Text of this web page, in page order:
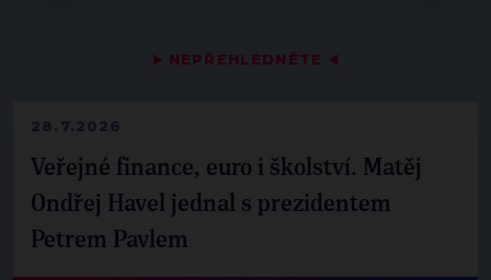
▶ NEPŘEHLÉDNĚTE ◀
28.7.2026
Veřejné finance, euro i školství. Matěj
Ondřej Havel jednal s prezidentem
Petrem Pavlem